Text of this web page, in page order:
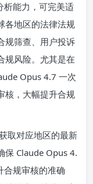
析能力，可完美适
各地区的法律法规
规筛查、用户投诉
规风险。尤其是在
Opus 4.7 一次
核，大幅提升合规
取对应地区的最新
保 Claude Opus 4.
合规审核的准确